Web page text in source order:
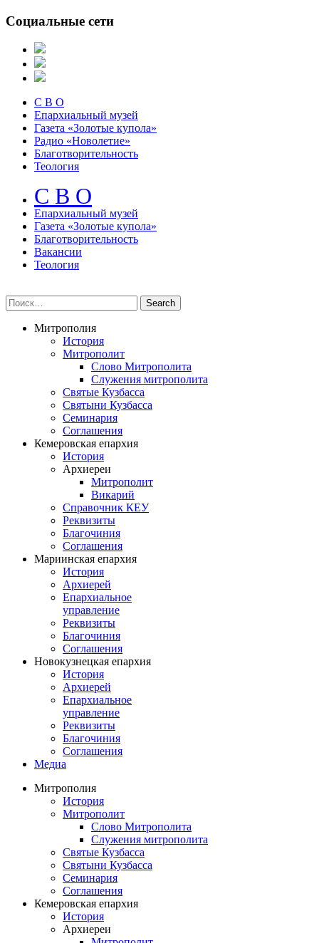
Социальные сети
С В О
Епархиальный музей
Газета «Золотые купола»
Радио «Новолетие»
Благотворительность
Теология
С В О
Епархиальный музeй
Газета «Золотые купола»
Благотворительность
Вакансии
Теология
Митрополия
История
Митрополит
Слово Митрополита
Служения митрополита
Святые Кузбасса
Святыни Кузбасса
Семинария
Соглашения
Кемеровская епархия
История
Архиереи
Митрополит
Викарий
Справочник КЕУ
Реквизиты
Благочиния
Соглашения
Мариинская епархия
История
Архиерей
Епархиальное
управление
Реквизиты
Благочиния
Соглашения
Новокузнецкая епархия
История
Архиерей
Епархиальное
управление
Реквизиты
Благочиния
Соглашения
Медиа
Митрополия
История
Митрополит
Слово Митрополита
Служения митрополита
Святые Кузбасса
Святыни Кузбасса
Семинария
Соглашения
Кемеровская епархия
История
Архиереи